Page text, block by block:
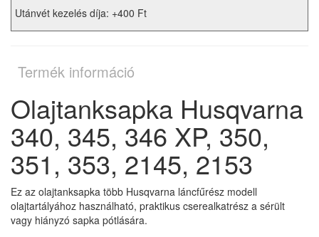
Utánvét kezelés díja: +400 Ft
Termék információ
Olajtanksapka Husqvarna
340, 345, 346 XP, 350,
351, 353, 2145, 2153
Ez az olajtanksapka több Husqvarna láncfűrész modell
olajtartályához használható, praktikus cserealkatrész a sérült
vagy hiányzó sapka pótlására.